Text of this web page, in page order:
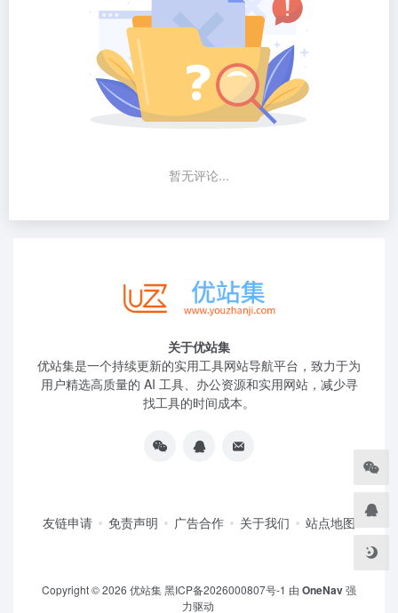
暂无评论...
关于优站集
优站集是一个持续更新的实用工具网站导航平台，致力于为
用户精选高质量的 AI 工具、办公资源和实用网站，减少寻
找工具的时间成本。
友链申请 免责声明 广告合作 关于我们 站点地图
Copyright © 2026 优站集黑ICP备2026000807号-1 由 OneNav强
力驱动